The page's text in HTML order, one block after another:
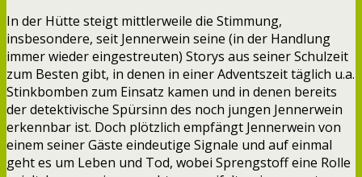
In der Hütte steigt mittlerweile die Stimmung,
insbesondere, seit Jennerwein seine (in der Handlung
immer wieder eingestreuten) Storys aus seiner Schulzeit
zum Besten gibt, in denen in einer Adventszeit täglich u.a.
Stinkbomben zum Einsatz kamen und in denen bereits
der detektivische Spürsinn des noch jungen Jennerwein
erkennbar ist. Doch plötzlich empfängt Jennerwein von
einem seiner Gäste eindeutige Signale und auf einmal
geht es um Leben und Tod, wobei Sprengstoff eine Rolle